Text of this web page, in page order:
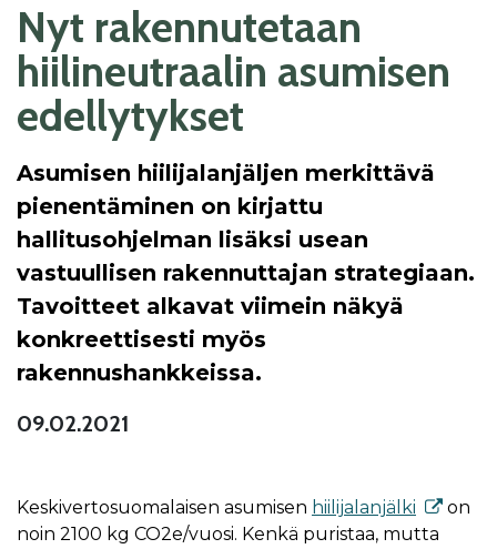
Nyt rakennutetaan
hiilineutraalin asumisen
edellytykset
Asumisen hiilijalanjäljen merkittävä
pienentäminen on kirjattu
hallitusohjelman lisäksi usean
vastuullisen rakennuttajan strategiaan.
Tavoitteet alkavat viimein näkyä
konkreettisesti myös
rakennushankkeissa.
09.02.2021
Keskivertosuomalaisen asumisen hiilijalanjälki
on
noin 2100 kg CO2e/vuosi. Kenkä puristaa, mutta